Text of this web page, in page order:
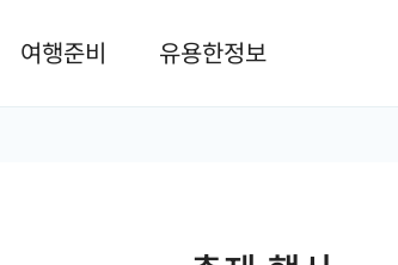
여행준비 유용한정보